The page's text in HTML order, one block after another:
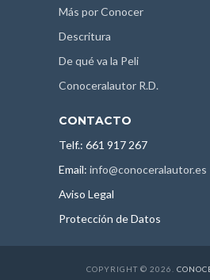
Más por Conocer
Descritura
De qué va la Peli
Conoceralautor R.D.
CONTACTO
Telf.: 661 917 267
Email: info@conoceralautor.es
Aviso Legal
Protección de Datos
COPYRIGHT © 2026.